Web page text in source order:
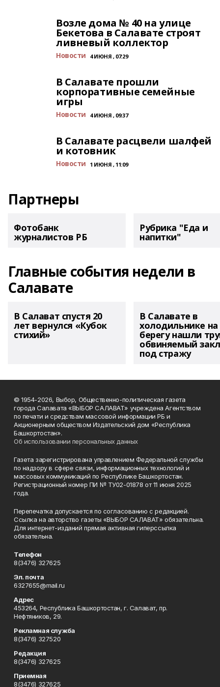
Возле дома № 40 на улице
Бекетова в Салавате строят
ливневый коллектор
Новости 4 ИЮНЯ , 07:29
В Салавате прошли
корпоративные семейные
игры
Новости 4 ИЮНЯ , 09:37
В Салавате расцвели шалфей
и котовник
Новости 1 ИЮНЯ , 11:09
Партнеры
Фотобанк
журналистов РБ
Рубрика "Еда и
напитки"
Главные события недели в
Салавате
В Салават спустя 20
лет вернулся «Кубок
стихий»
В Салавате в
холодильнике на
берегу нашли
обвиняемый
под стражу
© 1954-2026, Выбор, Общественно-политическая газета
города Салавата «ВЫБОР САЛАВАТ» учреждена Агентством
по печати и средствам массовой информации РБ и
Акционерным обществом Издательский дом «Республика
Башкортостан».
Об использовании персональных данных
Газета зарегистрирована управлением Федеральной службы
по надзору в сфере связи, информационных технологий и
массовых коммуникаций по Республике Башкортостан.
Регистрационный номер ПИ № ТУ02-01878 от 11 июня 2025
года.
Перепечатка допускается по согласованию с редакцией.
Ссылка на авторство газеты «ВЫБОР САЛАВАТ» обязательна.
Для интернет-изданий прямая активная гиперссылка
обязательна.
Телефон
8(3476) 327625
Эл. почта
6327655@mail.ru
Адрес
453264, Республика Башкортостан, г. Салават, пр.
Нефтяников, 29.
Рекламная служба
8(3476) 327520
Редакция
8(3476) 327625
Приемная
8(3476) 327625